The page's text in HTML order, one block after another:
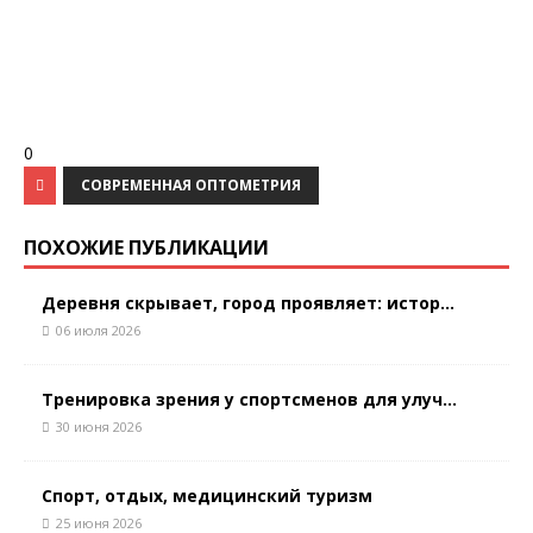
0
СОВРЕМЕННАЯ ОПТОМЕТРИЯ
ПОХОЖИЕ ПУБЛИКАЦИИ
Деревня скрывает, город проявляет: истор...
06 июля 2026
Тренировка зрения у спортсменов для улуч...
30 июня 2026
Спорт, отдых, медицинский туризм
25 июня 2026